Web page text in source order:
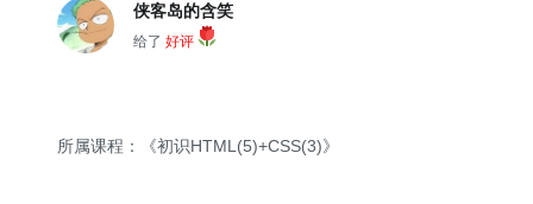
侠客岛的含笑
给了 好评
所属课程：《初识HTML(5)+CSS(3)》